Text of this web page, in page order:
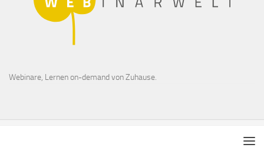
Webinare, Lernen on-demand von Zuhause.